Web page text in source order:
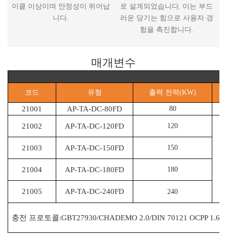
이클 이상이며 안정성이 뛰어납
니다.
로 설계되었습니다. 이는 부드
러운 당기는 힘으로 사용자 경
험을 촉진합니다.
매개변수
코드 유형 출력 전력(KW)
21001 AP-TA-DC-80FD 80
21002 AP-TA-DC-120FD 120
21003 AP-TA-DC-150FD 150
21004 AP-TA-DC-180FD 180
21005 AP-TA-DC-240FD 240
충전 프로토콜:GBT27930/CHADEMO 2.0/DIN 70121 OCPP